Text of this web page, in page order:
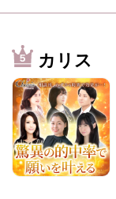
カリス